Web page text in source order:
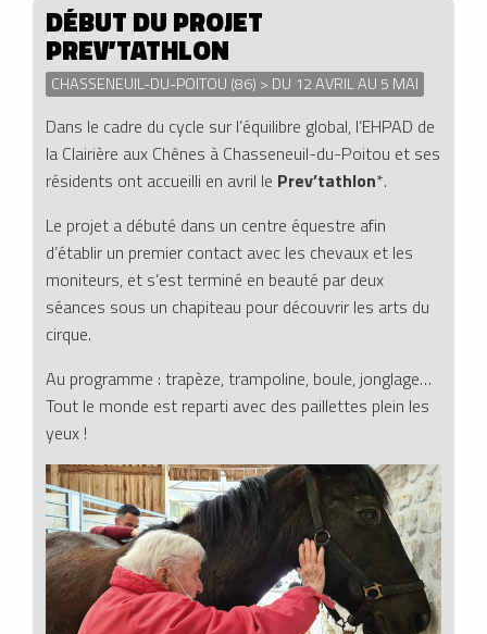
DÉBUT DU PROJET
PREV’TATHLON
CHASSENEUIL-DU-POITOU (86) > DU 12 AVRIL AU 5 MAI
Dans le cadre du cycle sur l’équilibre global, l’EHPAD de
la Clairière aux Chênes à Chasseneuil-du-Poitou et ses
résidents ont accueilli en avril le Prev’tathlon*.
Le projet a débuté dans un centre équestre afin
d’établir un premier contact avec les chevaux et les
moniteurs, et s’est terminé en beauté par deux
séances sous un chapiteau pour découvrir les arts du
cirque.
Au programme : trapèze, trampoline, boule, jonglage…
Tout le monde est reparti avec des paillettes plein les
yeux !